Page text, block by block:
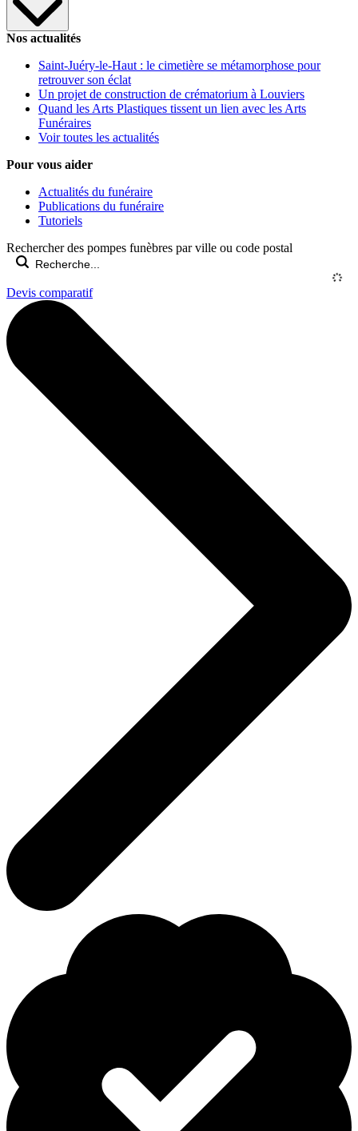
Nos actualités
Saint-Juéry-le-Haut : le cimetière se métamorphose pour
retrouver son éclat
Un projet de construction de crématorium à Louviers
Quand les Arts Plastiques tissent un lien avec les Arts
Funéraires
Voir toutes les actualités
Pour vous aider
Actualités du funéraire
Publications du funéraire
Tutoriels
Rechercher des pompes funèbres par ville ou code postal
Devis comparatif